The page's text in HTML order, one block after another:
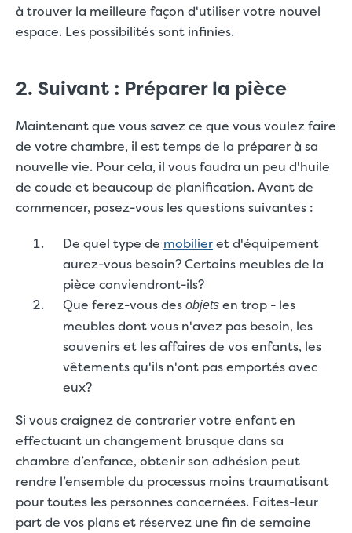
à trouver la meilleure façon d'utiliser votre nouvel
espace. Les possibilités sont infinies.
2. Suivant : Préparer la pièce
Maintenant que vous savez ce que vous voulez faire
de votre chambre, il est temps de la préparer à sa
nouvelle vie. Pour cela, il vous faudra un peu d'huile
de coude et beaucoup de planification. Avant de
commencer, posez-vous les questions suivantes :
De quel type de mobilieret d'équipement
aurez-vous besoin? Certains meubles de la
pièce conviendront-ils?
Que ferez-vous des objets en trop - les
meubles dont vous n'avez pas besoin, les
souvenirs et les affaires de vos enfants, les
vêtements qu'ils n'ont pas emportés avec
eux?
Si vous craignez de contrarier votre enfant en
effectuant un changement brusque dans sa
chambre d’enfance, obtenir son adhésion peut
rendre l’ensemble du processus moins traumatisant
pour toutes les personnes concernées. Faites-leur
part de vos plans et réservez une fin de semaine